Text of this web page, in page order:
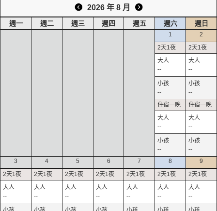
2026 年 8 月
週一 週二 週三 週四 週五 週六 週日
1
--
--
--
--
2
--
--
--
--
3
--
4
--
5
--
6
--
7
--
8
--
9
--